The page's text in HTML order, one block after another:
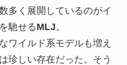
多く展開しているのがイ
馳せるMLJ。
ワイルド系モデルも増え
珍しい存在だった。そう